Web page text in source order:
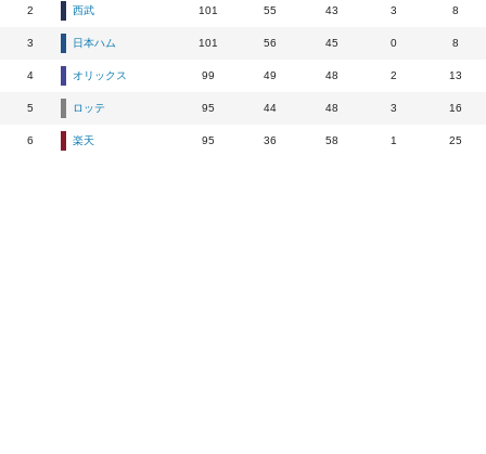
2 西武 101 55 43 3 8
3 日本ハム 101 56 45 0 8
4 オリックス 99 49 48 2 13
5 ロッテ 95 44 48 3 16
6 楽天 95 36 58 1 25